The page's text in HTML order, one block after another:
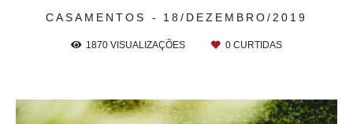
CASAMENTOS 18/DEZEMBRO/2019
1870 VISUALIZAÇÕES 0 CURTIDAS